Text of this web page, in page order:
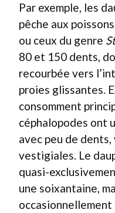
Par exemple, les
pêche aux
ou ceux du genre
80 et 150 dents,
recourbée vers
proies glissantes.
consomment
céphalopodes ont
avec peu de
vestigiales. Le
quasi-
une soixantaine,